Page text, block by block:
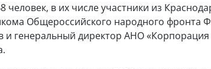
человек, в их числе участники из
Общероссийского народного фронта
и генеральный директор АНО «Корпорация